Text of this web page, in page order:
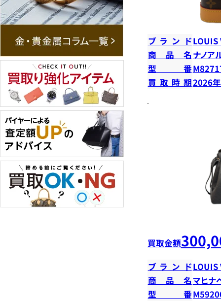
ブランドLOUIS
商品名 ナノア
型番
買取時期2026
買取金額
ブランドLOUIS
商品名マヒナ
型番